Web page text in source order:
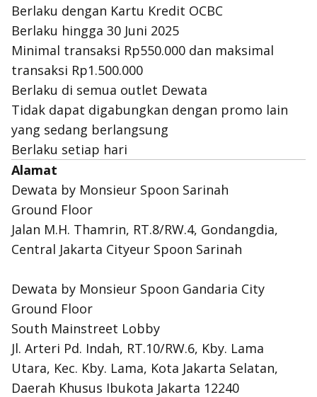
Berlaku dengan Kartu Kredit OCBC
Berlaku hingga 30 Juni 2025
Minimal transaksi Rp550.000 dan maksimal
transaksi Rp1.500.000
Berlaku di semua outlet Dewata
Tidak dapat digabungkan dengan promo lain
yang sedang berlangsung
Berlaku setiap hari
Alamat
Dewata by Monsieur Spoon Sarinah
Ground Floor
Jalan M.H. Thamrin, RT.8/RW.4, Gondangdia,
Central Jakarta Cityeur Spoon Sarinah
Dewata by Monsieur Spoon Gandaria City
Ground Floor
South Mainstreet Lobby
Jl. Arteri Pd. Indah, RT.10/RW.6, Kby. Lama
Utara, Kec. Kby. Lama, Kota Jakarta Selatan,
Daerah Khusus Ibukota Jakarta 12240